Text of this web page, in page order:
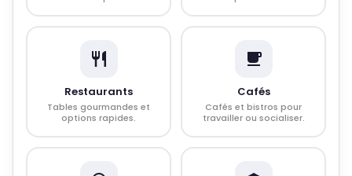
Restaurants
Tables gourmandes et
options rapides.
Cafés
Cafés et bistros pour
travailler ou socialiser.